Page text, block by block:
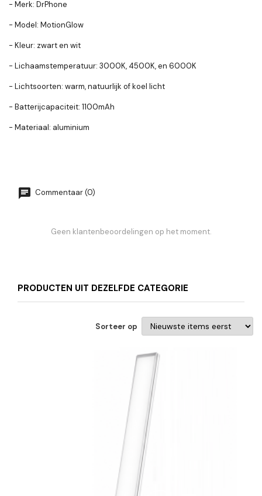
- Merk: DrPhone
- Model: MotionGlow
- Kleur: zwart en wit
- Lichaamstemperatuur: 3000K, 4500K, en 6000K
- Lichtsoorten: warm, natuurlijk of koel licht
- Batterijcapaciteit: 1100mAh
- Materiaal: aluminium
Commentaar (0)
Geen klantenbeoordelingen op het moment.
PRODUCTEN UIT DEZELFDE CATEGORIE
Sorteer op